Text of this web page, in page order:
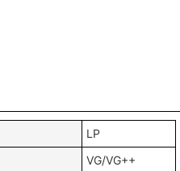
LP
VG/VG++